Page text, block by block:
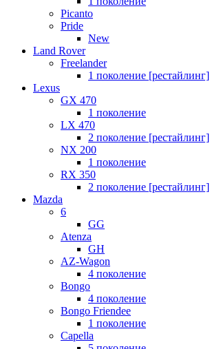
Picanto
Pride
New
Land Rover
Freelander
1 поколение [рестайлинг]
Lexus
GX 470
1 поколение
LX 470
2 поколение [рестайлинг]
NX 200
1 поколение
RX 350
2 поколение [рестайлинг]
Mazda
6
GG
Atenza
GH
AZ-Wagon
4 поколение
Bongo
4 поколение
Bongo Friendee
1 поколение
Capella